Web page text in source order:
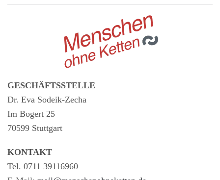
GESCHÄFTSSTELLE
Dr. Eva Sodeik-Zecha
Im Bogert 25
70599 Stuttgart
KONTAKT
Tel. 0711 39116960